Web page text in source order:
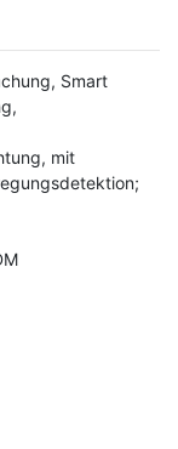
Smart
mit